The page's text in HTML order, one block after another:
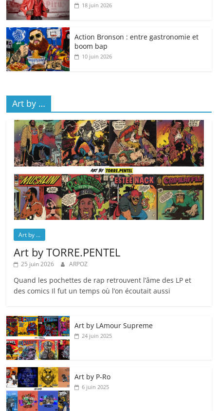
18 juin 2026
Action Bronson : entre gastronomie et
boom bap
10 juin 2026
Art by …
Art by ...
Art by TORRE.PENTEL
25 juin 2026 ARPOZ
Quand les pochettes de rap retrouvent l’âme des LP et
des comics Il fut un temps où l’on écoutait aussi
Art by LAmour Supreme
24 juin 2025
Art by P‑Ro
6 juin 2025